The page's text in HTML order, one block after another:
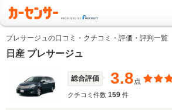
プレサージュの口コミ・クチコミ・評価・評判一覧
日産 プレサージュ
総合評価 3.8点
クチコミ件数 159 件